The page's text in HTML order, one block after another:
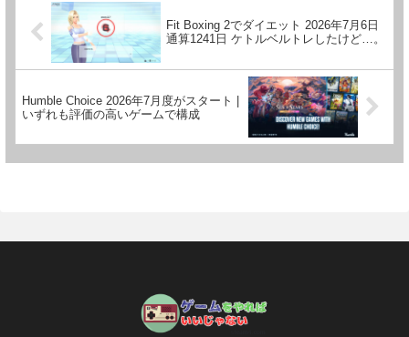
Fit Boxing 2でダイエット 2026年7月6日
通算1241日 ケトルベルトレしたけど…。
Humble Choice 2026年7月度がスタート |
いずれも評価の高いゲームで構成